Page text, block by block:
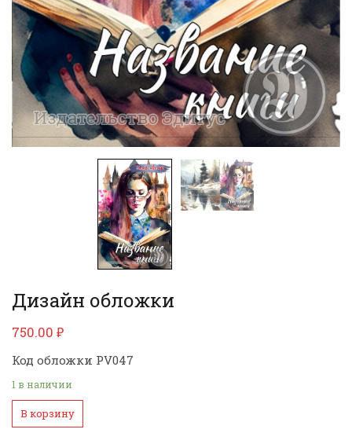
Дизайн обложки
750.00 ₽
Код обложки PV047
1 в наличии
В корзину